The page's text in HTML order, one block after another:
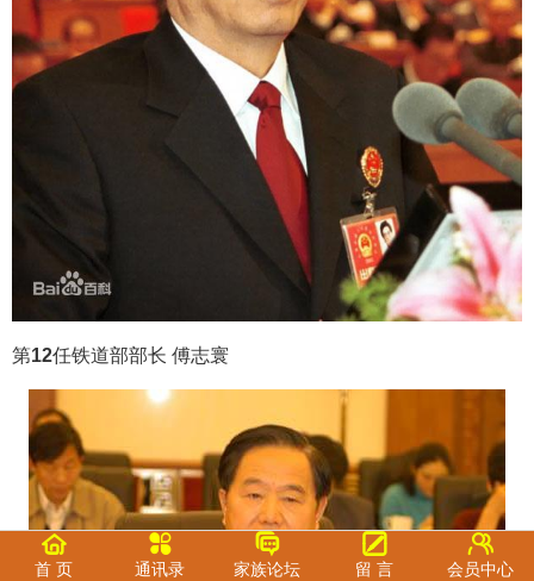
第12任铁道部部长 傅志寰
首 页 通讯录 家族论坛 留 言 会员中心